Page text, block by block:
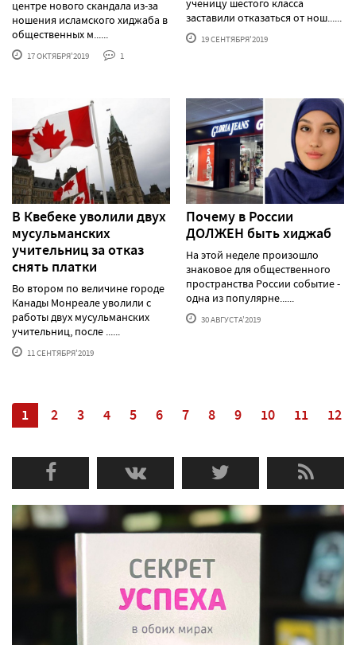
центре нового скандала из-за
ношения исламского хиджаба в
общественных м......
17 ОКТЯБРЯ'2019 1
ученицу шестого класса
заставили отказаться от нош......
19 СЕНТЯБРЯ'2019
В Квебеке уволили двух
мусульманских
учительниц за отказ
снять платки
Во втором по величине городе
Канады Монреале уволили с
работы двух мусульманских
учительниц, после ......
11 СЕНТЯБРЯ'2019
Почему в России
ДОЛЖЕН быть хиджаб
На этой неделе произошло
знаковое для общественного
пространства России событие -
одна из популярне......
30 АВГУСТА'2019
1 2 3 4 5 6 7 8 9 10 11 12